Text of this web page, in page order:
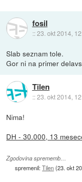
fosil
::23. okt 2014,
Slab seznam tole.
Gor ni na primer
Tilen
::23. okt 2014,
Nima!
DH - 30.000, 13
Zgodovina sprememb…
spremenil:Tilen(23. okt